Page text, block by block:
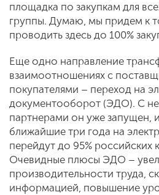
площадка по закупкам для
группы. Думаю, мы придем к
проводить здесь до 100%
Еще одно направление
взаимоотношениях с
покупателями – переход на
документооборот (ЭДО). С
партнерами он уже запущен,
ближайшие три года на
перейдут до 95% российских
Очевидные плюсы ЭДО –
производительности труда,
информацией, повышение